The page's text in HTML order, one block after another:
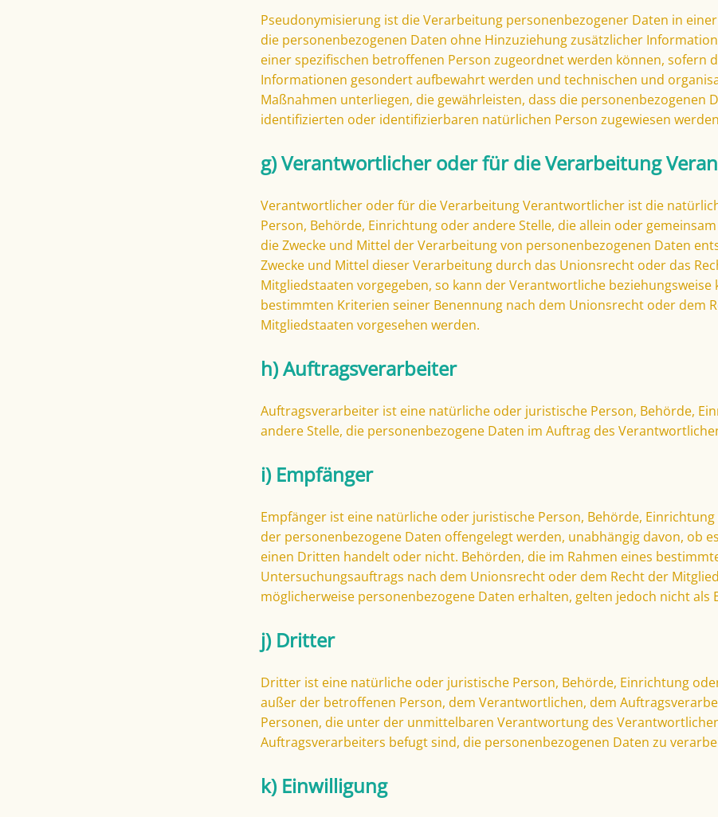
Pseudonymisierung ist die Verarbeitung personenbezogener Daten in
die personenbezogenen Daten ohne Hinzuziehung zusätzlicher
einer spezifischen betroffenen Person zugeordnet werden können, sofern
Informationen gesondert aufbewahrt werden und technischen und
Maßnahmen unterliegen, die gewährleisten, dass die personenbezogenen
identifizierten oder identifizierbaren natürlichen Person zugewiesen
g) Verantwortlicher oder für die Verarbeitung
Verantwortlicher oder für die Verarbeitung Verantwortlicher ist die
Person, Behörde, Einrichtung oder andere Stelle, die allein oder
die Zwecke und Mittel der Verarbeitung von personenbezogenen Daten
Zwecke und Mittel dieser Verarbeitung durch das Unionsrecht oder das
Mitgliedstaaten vorgegeben, so kann der Verantwortliche beziehungsweise
bestimmten Kriterien seiner Benennung nach dem Unionsrecht oder dem
Mitgliedstaaten vorgesehen werden.
h) Auftragsverarbeiter
Auftragsverarbeiter ist eine natürliche oder juristische Person, Behörde,
andere Stelle, die personenbezogene Daten im Auftrag des
i) Empfänger
Empfänger ist eine natürliche oder juristische Person, Behörde,
der personenbezogene Daten offengelegt werden, unabhängig davon, ob
einen Dritten handelt oder nicht. Behörden, die im Rahmen eines
Untersuchungsauftrags nach dem Unionsrecht oder dem Recht der
möglicherweise personenbezogene Daten erhalten, gelten jedoch nicht als
j) Dritter
Dritter ist eine natürliche oder juristische Person, Behörde, Einrichtung
außer der betroffenen Person, dem Verantwortlichen, dem
Personen, die unter der unmittelbaren Verantwortung des
Auftragsverarbeiters befugt sind, die personenbezogenen Daten zu
k) Einwilligung